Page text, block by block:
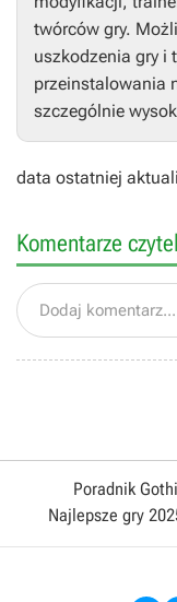
twórców gry.
uszkodzenia gry i
przeinstalowania
szczególnie
data ostatniej
Komentarze
Dodaj komentarz...
Poradnik
Najlepsze gry